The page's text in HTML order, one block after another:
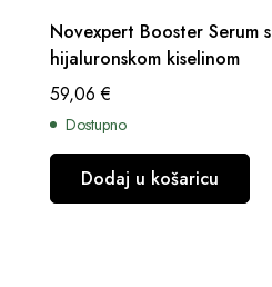
Novexpert Booster Serum s
hijaluronskom kiselinom
59,06€
Dostupno
Dodaj u košaricu